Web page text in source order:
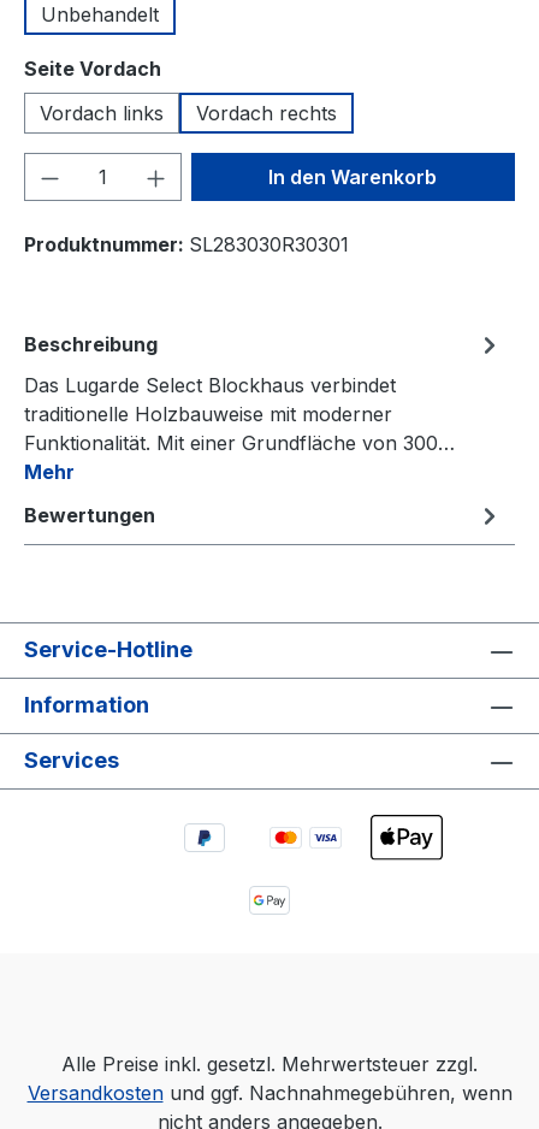
Unbehandelt
Seite Vordach
Vordach links
Vordach rechts
Produkt Anzahl: Gib denIn den Warenkorb
Produktnummer: SL283030R30301
Beschreibung
Das Lugarde Select Blockhaus verbindet
traditionelle Holzbauweise mit moderner
Funktionalität. Mit einer Grundfläche von 300…
Mehr
Bewertungen
Service-Hotline
Information
Services
Alle Preise inkl. gesetzl. Mehrwertsteuer zzgl.
Versandkostenund ggf. Nachnahmegebühren, wenn
nicht anders angegeben.